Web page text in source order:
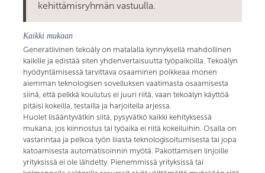
kehittämisryhmän vastuulla.
Kaikki mukaan
Generatiivinen tekoäly on matalalla kynnyksellä mahdollinen
kaikille ja edistää siten yhdenvertaisuutta työpaikoilla. Tekoälyn
hyödyntämisessä tarvittava osaaminen poikkeaa monen
aiemman teknologisen sovelluksen vaatimasta osaamisesta
siinä, että pelkkä koulutus ei juuri riitä, vaan tekoälyn käyttöä
pitäisi kokeilla, testailla ja harjoitella arjessa.
Huolet lisääntyvätkin siitä, pysyvätkö kaikki kehityksessä
mukana, jos kiinnostus tai työaika ei riitä kokeiluihin. Osalla on
vastarintaa ja pelkoa työn liiasta teknologisoitumisesta tai jopa
katoamisesta automatisoinnin myötä. Pakottamisen linjoille
yrityksissä ei ole lähdetty. Pienemmissä yrityksissä tai